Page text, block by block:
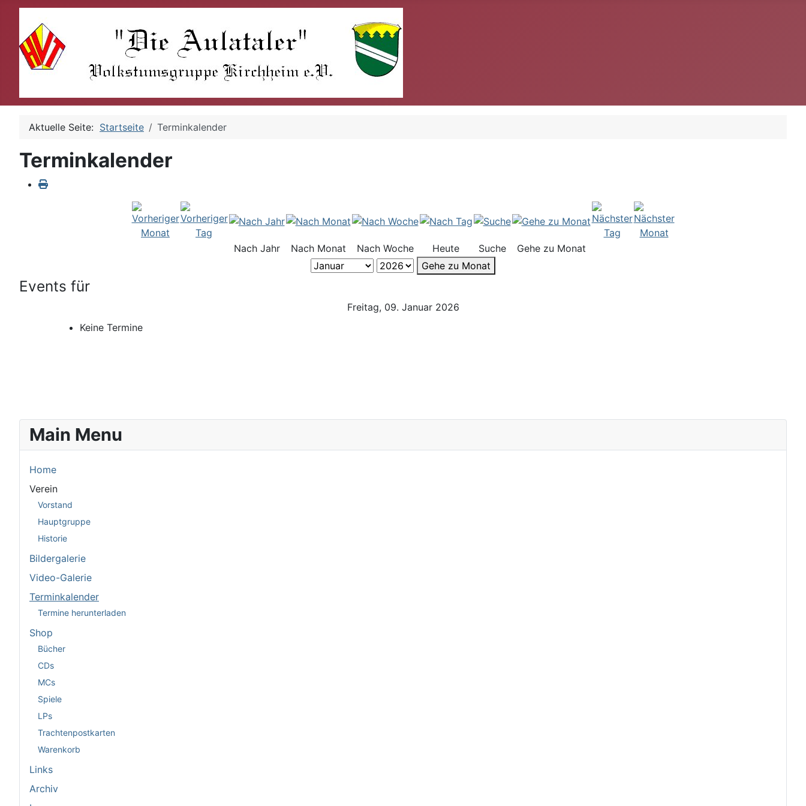
Aktuelle Seite: Startseite Terminkalender
Terminkalender
Nach Jahr Nach Monat Nach Woche Heute Suche
Gehe zu Monat
Gehe zu Monat
Events für
Freitag, 09. Januar 2026
Keine Termine
Main Menu
Home
Verein
Vorstand
Hauptgruppe
Historie
Bildergalerie
Video-Galerie
Terminkalender
Termine herunterladen
Shop
Bücher
CDs
MCs
Spiele
LPs
Trachtenpostkarten
Warenkorb
Links
Archiv